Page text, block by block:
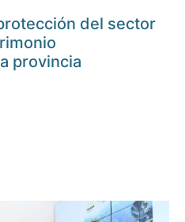
del sector
provincia